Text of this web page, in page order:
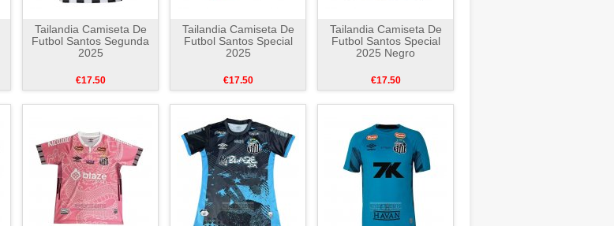
Tailandia Camiseta De
Futbol Santos Segunda
2025
€17.50
Tailandia Camiseta De
Futbol Santos Special
2025
€17.50
Tailandia Camiseta De
Futbol Santos Special
2025 Negro
€17.50